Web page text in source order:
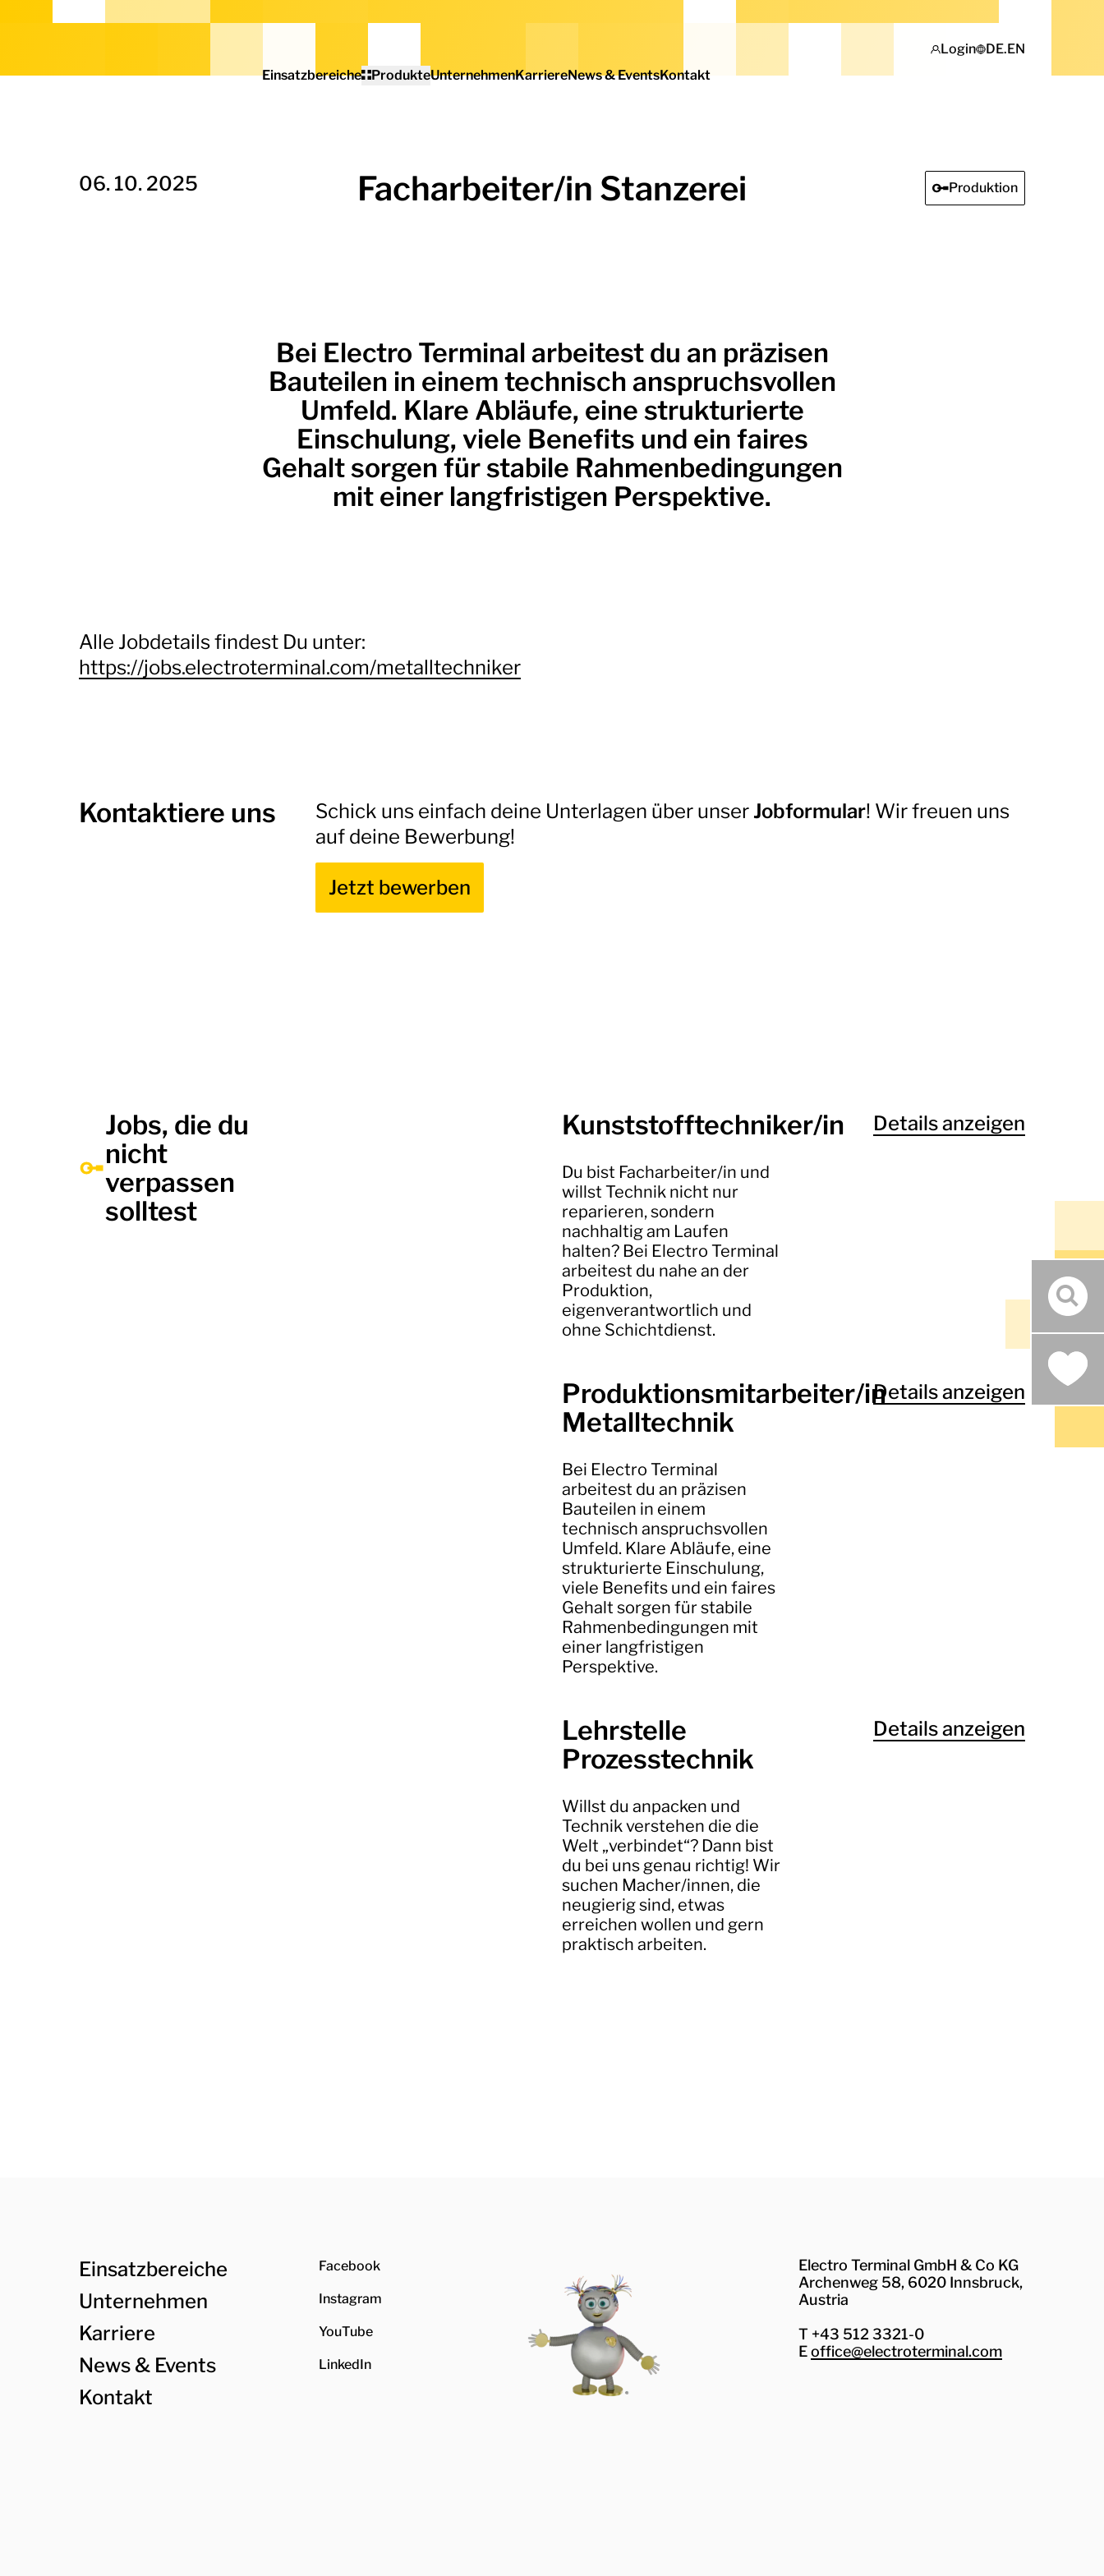
Einsatzbereiche ProdukteUnternehmenKarriereNews & EventsKontakt
Login DE.EN
06. 10. 2025 Produktion
Facharbeiter/in Stanzerei
Bei Electro Terminal arbeitest du an präzisen
Bauteilen in einem technisch anspruchsvollen
Umfeld. Klare Abläufe, eine strukturierte
Einschulung, viele Benefits und ein faires
Gehalt sorgen für stabile Rahmenbedingungen
mit einer langfristigen Perspektive.
Alle Jobdetails findest Du unter:
https://jobs.electroterminal.com/metalltechniker
Kontaktiere uns Schick uns einfach deine Unterlagen über unser Jobformular! Wir freuen uns
auf deine Bewerbung!
Jetzt bewerben
Jobs, die du
nicht
verpassen
solltest
Kunststofftechniker/in
Du bist Facharbeiter/in und
willst Technik nicht nur
reparieren, sondern
nachhaltig am Laufen
halten? Bei Electro Terminal
arbeitest du nahe an der
Produktion,
eigenverantwortlich und
ohne Schichtdienst.
Details anzeigen
Produktionsmitarbeiter/in
Metalltechnik
Bei Electro Terminal
arbeitest du an präzisen
Bauteilen in einem
technisch anspruchsvollen
Umfeld. Klare Abläufe, eine
strukturierte Einschulung,
viele Benefits und ein faires
Gehalt sorgen für stabile
Rahmenbedingungen mit
einer langfristigen
Perspektive.
Details anzeigen
Lehrstelle
Prozesstechnik
Willst du anpacken und
Technik verstehen die die
Welt „verbindet“? Dann bist
du bei uns genau richtig! Wir
suchen Macher/innen, die
neugierig sind, etwas
erreichen wollen und gern
praktisch arbeiten.
Details anzeigen
Facebook
Instagram
YouTube
LinkedIn
Einsatzbereiche
Unternehmen
Karriere
News & Events
Kontakt
Electro Terminal GmbH & Co KG
Archenweg 58, 6020 Innsbruck,
Austria
T +43 512 3321-0
Eoffice@electroterminal.com